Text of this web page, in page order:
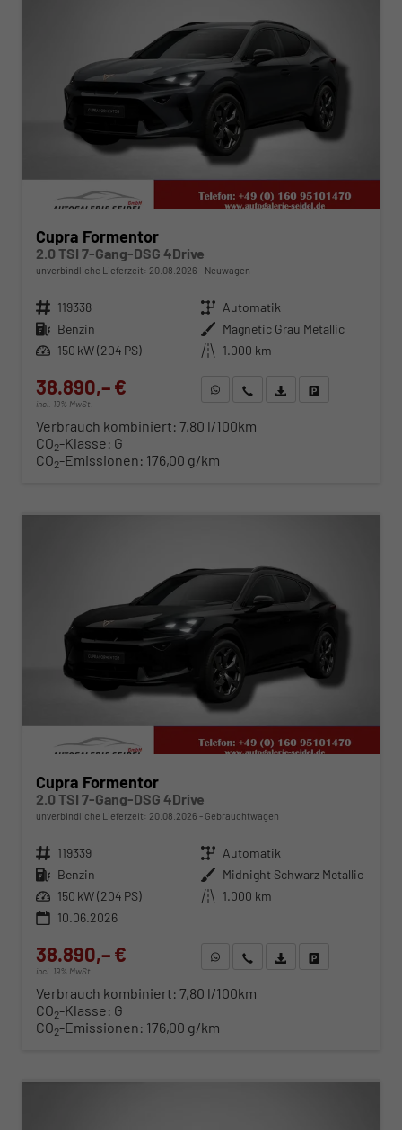
Cupra Formentor
2.0 TSI 7-Gang-DSG 4Drive
unverbindliche Lieferzeit: 20.08.2026 Neuwagen
Fahrzeugnr. 119338 Getriebe Automatik
Kraftstoff Benzin Außenfarbe Magnetic Grau Metallic
Leistung 150 kW (204 PS) Kilometerstand 1.000 km
38.890,– €
incl. 19% MwSt.
WhatsApp anfragen
Wir rufen Sie anFahrzeugexposé (PDF)
Verbrauch kombiniert: 7,80 l/100km
CO2-Klasse: G
CO2-Emissionen: 176,00 g/km
Cupra Formentor
2.0 TSI 7-Gang-DSG 4Drive
unverbindliche Lieferzeit: 20.08.2026 Gebrauchtwagen
Fahrzeugnr. 119339 Getriebe Automatik
Kraftstoff Benzin Außenfarbe Midnight Schwarz Metallic
Leistung 150 kW (204 PS) Kilometerstand 1.000 km
10.06.2026
38.890,– €
incl. 19% MwSt.
WhatsApp anfragen
Wir rufen Sie anFahrzeugexposé (PDF)
Verbrauch kombiniert: 7,80 l/100km
CO2-Klasse: G
CO2-Emissionen: 176,00 g/km